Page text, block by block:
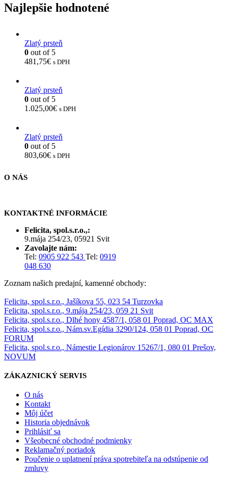
Najlepšie hodnotené
Zlatý prsteň
0 out of 5
481,75€ s DPH
Zlatý prsteň
0 out of 5
1.025,00€ s DPH
Zlatý prsteň
0 out of 5
803,60€ s DPH
O NÁS
KONTAKTNÉ INFORMÁCIE
Felicita, spol.s.r.o.,:
9.mája 254/23, 05921 Svit
Zavolajte nám:
Tel: 0905 922 543 Tel: 0919
048 630
Zoznam našich predajní, kamenné obchody:
Felicita, spol.s.r.o., Jašíkova 55, 023 54 Turzovka
Felicita, spol.s.r.o., 9.mája 254/23, 059 21 Svit
Felicita, spol.s.r.o., Dlhé hony 4587/1, 058 01 Poprad, OC MAX
Felicita, spol.s.r.o., Nám.sv.Egídia 3290/124, 058 01 Poprad, OC
FORUM
Felicita, spol.s.r.o., Námestie Legionárov 15267/1, 080 01 Prešov,
NOVUM
ZÁKAZNICKÝ SERVIS
O nás
Kontakt
Môj účet
Historia objednávok
Prihlásiť sa
Všeobecné obchodné podmienky
Reklamačný poriadok
Poučenie o uplatnení práva spotrebiteľa na odstúpenie od
zmluvy